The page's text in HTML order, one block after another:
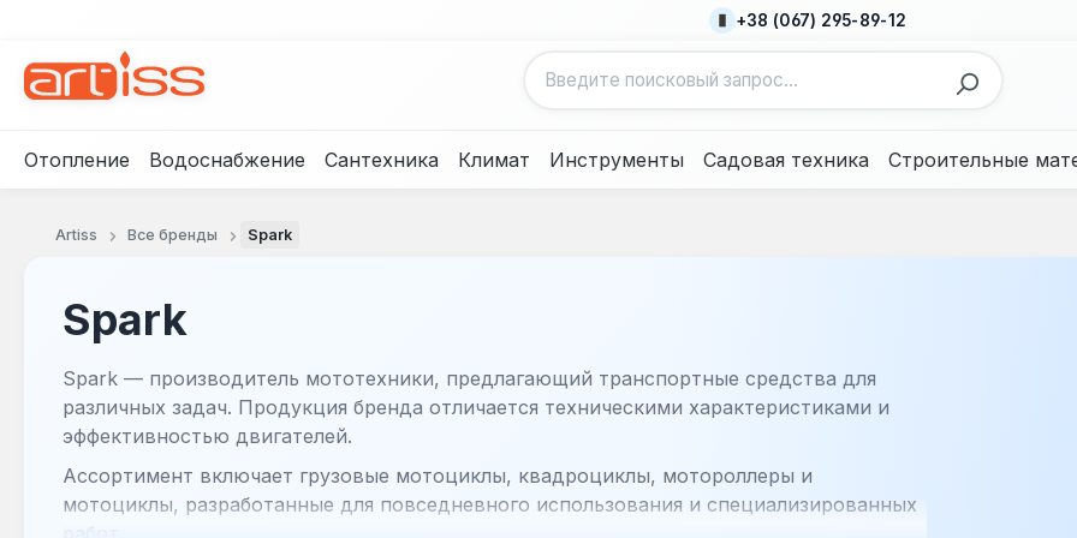
+38 (067) 295-89-12
Отопление Водоснабжение Сантехника Климат Инструменты Садовая техника Строительные
Artiss Все бренды Spark
Spark
Spark — производитель мототехники, предлагающий транспортные средства для
различных задач. Продукция бренда отличается техническими характеристиками и
эффективностью двигателей.
Ассортимент включает грузовые мотоциклы, квадроциклы, мотороллеры и
мотоциклы, разработанные для повседневного использования и специализированных